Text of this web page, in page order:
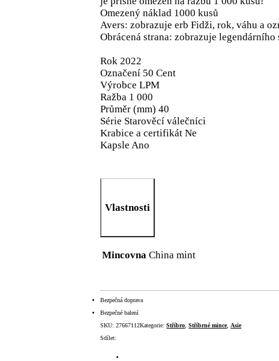
Omezený náklad 1000 kusů
Avers: zobrazuje erb Fidži, rok, váhu a
Obrácená strana: zobrazuje
Rok 2022
Označení 50 Cent
Výrobce LPM
Ražba 1 000
Průměr (mm) 40
Série Starověcí válečníci
Krabice a certifikát Ne
Kapsle Ano
Vlastnosti
Mincovna China mint
Bezpečná doprava
Bezpečné balení
SKU:27667112Kategorie:Stříbro,Stříbrné mince,Asie
Sdílet: